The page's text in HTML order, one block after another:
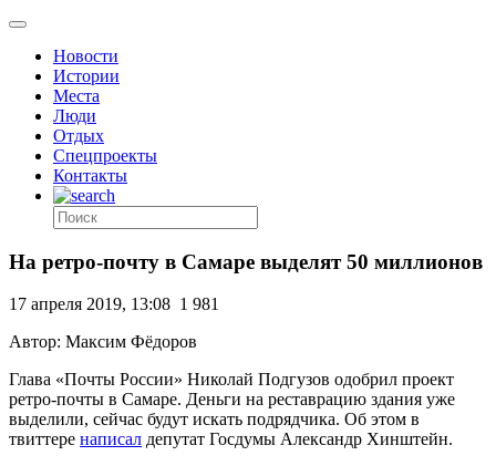
Новости
Истории
Места
Люди
Отдых
Спецпроекты
Контакты
На ретро-почту в Самаре выделят 50 миллионов
17 апреля 2019, 13:08 1 981
Автор: Максим Фёдоров
Глава «Почты России» Николай Подгузов одобрил проект
ретро-почты в Самаре. Деньги на реставрацию здания уже
выделили, сейчас будут искать подрядчика. Об этом в
твиттере написал депутат Госдумы Александр Хинштейн.